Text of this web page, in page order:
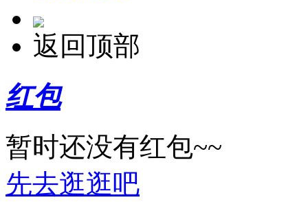
返回顶部
红包
暂时还没有红包~~
先去逛逛吧